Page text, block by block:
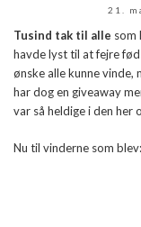
21.
Tusind tak til alle som
havde lyst til at fejre
ønske alle kunne vinde,
har dog en giveaway
var så heldige i den her
Nu til vinderne som blev: